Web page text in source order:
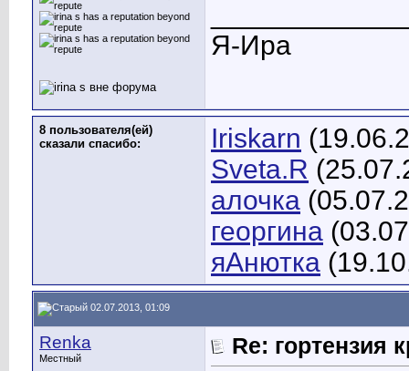
Я-Ира
8 пользователя(ей)
сказали cпасибо:
Iriskarn
Sveta.R
алочка
георгина
яАнютка
02.07.2013, 01:09
Renka
Местный Re: гортензия